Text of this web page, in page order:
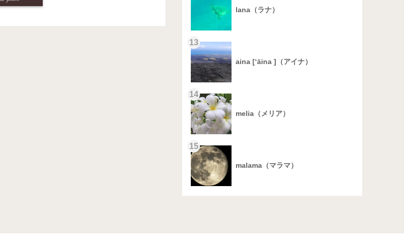
lana（ラナ）
13
aina [‘āina ]（アイナ）
14
melia（メリア）
15
malama（マラマ）